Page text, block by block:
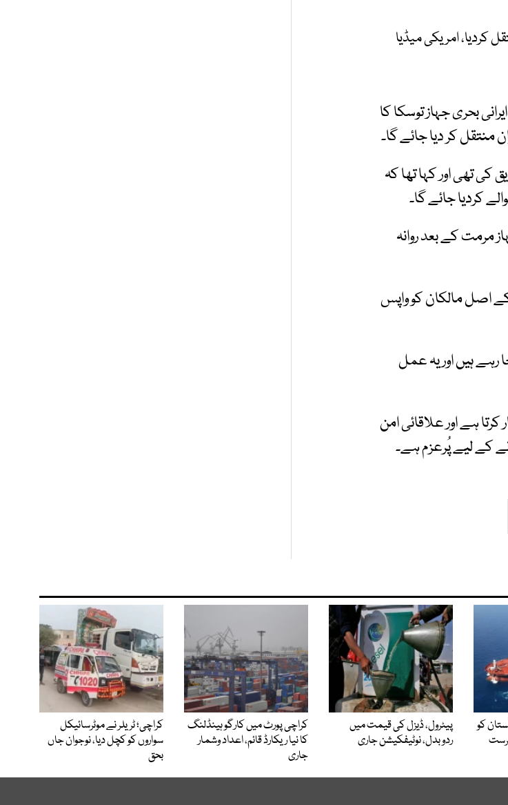
کردیا، امریکی میڈیا
بحری جہاز توسکا کا
تھی اور کہا تھا کہ
کردیا جائے گا۔
مرمت کے بعد روانہ
اصل مالکان کو واپس
رہے ہیں اور یہ عمل
ہے اور علاقائی امن
کے لیے پُرعزم ہے۔
کو
پیٹرول، ڈیزل کی قیمت میں
ردوبدل، نوٹیفکیشن جاری
کراچی پورٹ میں کارگو ہینڈلنگ
کا نیا ریکارڈ قائم، اعداد وشمار
جاری
کراچی؛ ٹریلر نے موٹرسائیکل
سواروں کو کچل دیا، نوجوان جاں
بحق